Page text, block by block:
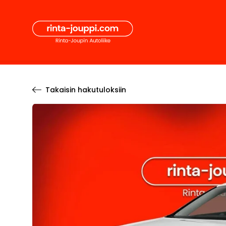
sisältöön
Takaisin hakutuloksiin